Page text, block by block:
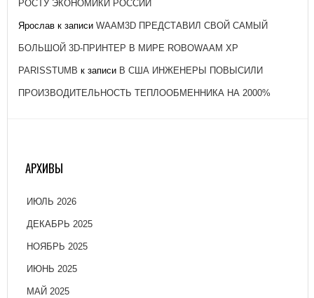
РОСТУ ЭКОНОМИКИ РОССИИ
Ярослав к записи WAAM3D ПРЕДСТАВИЛ СВОЙ САМЫЙ
БОЛЬШОЙ 3D-ПРИНТЕР В МИРЕ ROBOWAAM XP
PARISSTUMB к записи В США ИНЖЕНЕРЫ ПОВЫСИЛИ
ПРОИЗВОДИТЕЛЬНОСТЬ ТЕПЛООБМЕННИКА НА 2000%
АРХИВЫ
ИЮЛЬ 2026
ДЕКАБРЬ 2025
НОЯБРЬ 2025
ИЮНЬ 2025
МАЙ 2025